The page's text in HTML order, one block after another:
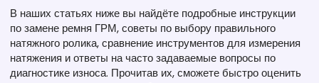
В наших статьях ниже вы найдёте подробные инструкции
по замене ремня ГРМ, советы по выбору правильного
натяжного ролика, сравнение инструментов для измерения
натяжения и ответы на часто задаваемые вопросы по
диагностике износа. Прочитав их, сможете быстро оценить